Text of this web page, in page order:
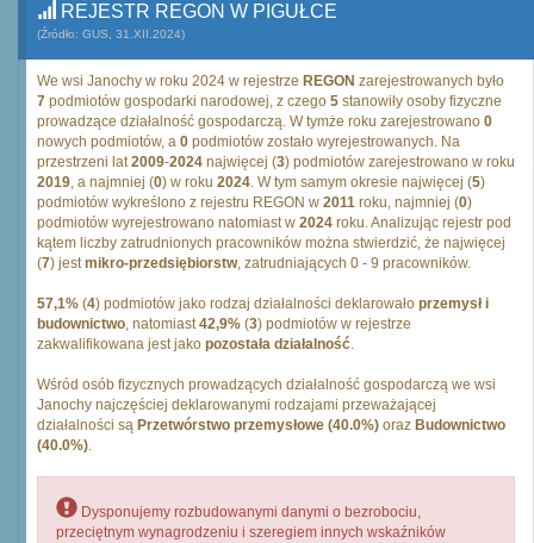
REJESTR REGON W PIGUŁCE
(Źródło: GUS, 31.XII.2024)
We wsi Janochy w roku 2024 w rejestrze REGON zarejestrowanych było
7 podmiotów gospodarki narodowej, z czego 5 stanowiły osoby fizyczne
prowadzące działalność gospodarczą. W tymże roku zarejestrowano 0
nowych podmiotów, a 0 podmiotów zostało wyrejestrowanych. Na
przestrzeni lat2009-2024 najwięcej (3) podmiotów zarejestrowano w roku
2019, a najmniej (0) w roku 2024. W tym samym okresie najwięcej (5)
podmiotów wykreślono z rejestru REGON w 2011 roku, najmniej (0)
podmiotów wyrejestrowano natomiast w 2024 roku. Analizując rejestr pod
kątem liczby zatrudnionych pracowników można stwierdzić, że najwięcej
(7) jestmikro-przedsiębiorstw, zatrudniających 0 - 9 pracowników.
57,1% (4) podmiotów jako rodzaj działalności deklarowało przemysł i
budownictwo, natomiast42,9% (3) podmiotów w rejestrze
zakwalifikowana jest jako pozostała działalność.
Wśród osób fizycznych prowadzących działalność gospodarczą we wsi
Janochy najczęściej deklarowanymi rodzajami przeważającej
działalności są Przetwórstwo przemysłowe (40.0%) oraz Budownictwo
(40.0%).
Dysponujemy rozbudowanymi danymi o bezrobociu,
przeciętnym wynagrodzeniu i szeregiem innych wskaźników